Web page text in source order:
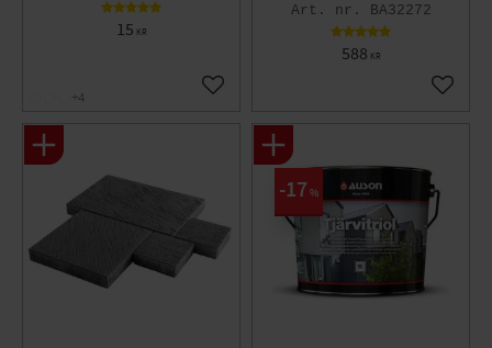
15 KR
Lägg till i favoriter
+4
BA32272
588 KR
Lägg
17 %